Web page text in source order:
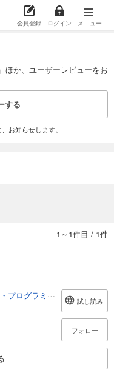
会員登録 ログイン メニュー
」ほか、ユーザーレビューをお
する
お知らせします。
1～1件目 / 1件
プログラミング
試し読み
フォロー